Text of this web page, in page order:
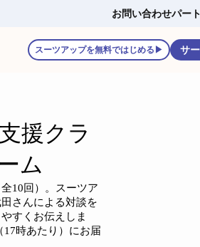
お問い合わせパー
スーツアップを無料ではじめる▶ サ